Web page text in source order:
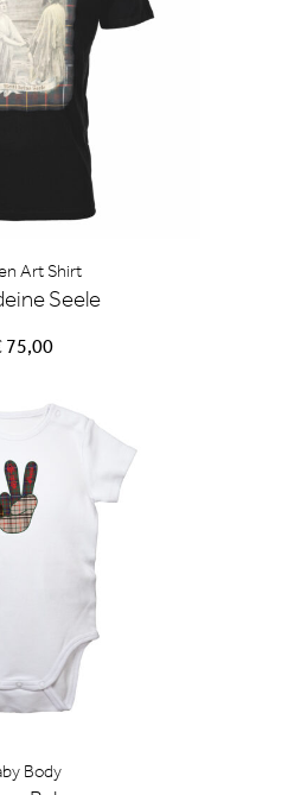
Art Shirt
Seele
75,00
Body